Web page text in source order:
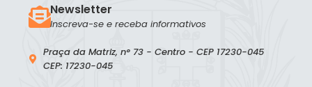
Praça da Matriz, n° 73 - Centro - CEP 17230-045
CEP: 17230-045
Newsletter
Inscreva-se e receba informativos